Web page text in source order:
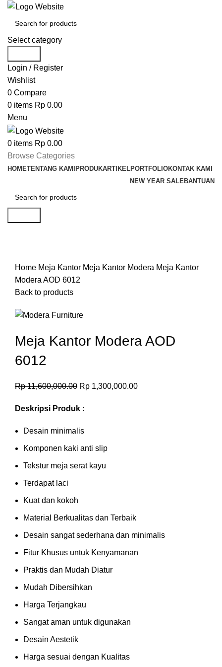
Select category
Login / Register
Wishlist
0 Compare
0 items Rp 0.00
Menu
0 items Rp 0.00
Browse Categories
HOMETENTANG KAMIPRODUKARTIKELPORTFOLIOKONTAK KAMI
NEW YEAR SALEBANTUAN
Home Meja Kantor Meja Kantor Modera Meja Kantor
Modera AOD 6012
Back to products
Meja Kantor Modera AOD
6012
Rp11,600,000.00 Rp 1,300,000.00
Deskripsi Produk :
Desain minimalis
Komponen kaki anti slip
Tekstur meja serat kayu
Terdapat laci
Kuat dan kokoh
Material Berkualitas dan Terbaik
Desain sangat sederhana dan minimalis
Fitur Khusus untuk Kenyamanan
Praktis dan Mudah Diatur
Mudah Dibersihkan
Harga Terjangkau
Sangat aman untuk digunakan
Desain Aestetik
Harga sesuai dengan Kualitas